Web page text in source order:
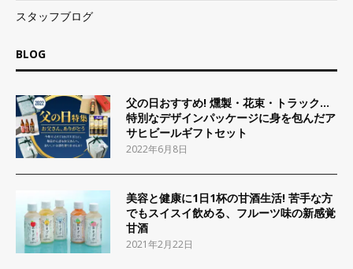
スタッフブログ
BLOG
父の日おすすめ! 燻製・花束・トラック…
特別なデザインパッケージに身を包んだア
サヒビールギフトセット
2022年6月8日
美容と健康に1日1杯の甘酒生活! 苦手な方
でもスイスイ飲める、フルーツ味の新感覚
甘酒
2021年2月22日